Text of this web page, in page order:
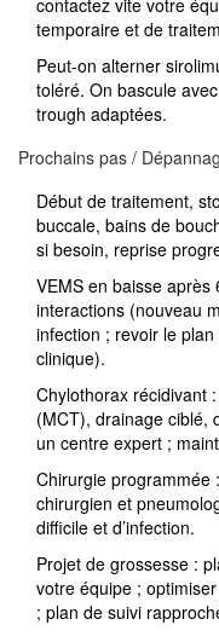
contactez vite votre
temporaire et de
Peut-on alterner
toléré. On bascule
trough adaptées.
Prochains pas /
Début de traitement,
buccale, bains de
si besoin, reprise
VEMS en baisse
interactions (nouveau
infection ; revoir le
clinique).
Chylothorax récidivant
(MCT), drainage ciblé,
un centre expert ;
Chirurgie programmée
chirurgien et
difficile et d’infection.
Projet de grossesse :
votre équipe ;
; plan de suivi